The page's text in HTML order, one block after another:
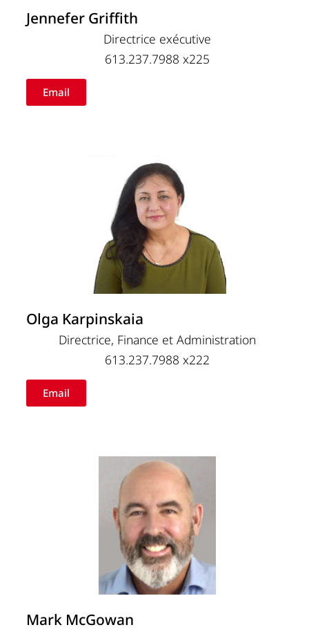
Jennefer Griffith
Directrice exécutive
613.237.7988 x225
Email
Olga Karpinskaia
Directrice, Finance et Administration
613.237.7988 x222
Email
Mark McGowan